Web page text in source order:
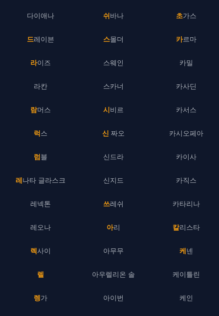
다이애나
드레이븐
라이즈
라칸
람머스
럭스
럼블
레나타 글라스크
레넥톤
레오나
렉사이
렐
렝가
쉬바나
스몰더
스웨인
스카너
시비르
신 짜오
신드라
신지드
쓰레쉬
아리
아무무
아우렐리온 솔
아이번
초가스
카르마
카밀
카사딘
카서스
카시오페아
카이사
카직스
카타리나
칼리스타
케넨
케이틀린
케인